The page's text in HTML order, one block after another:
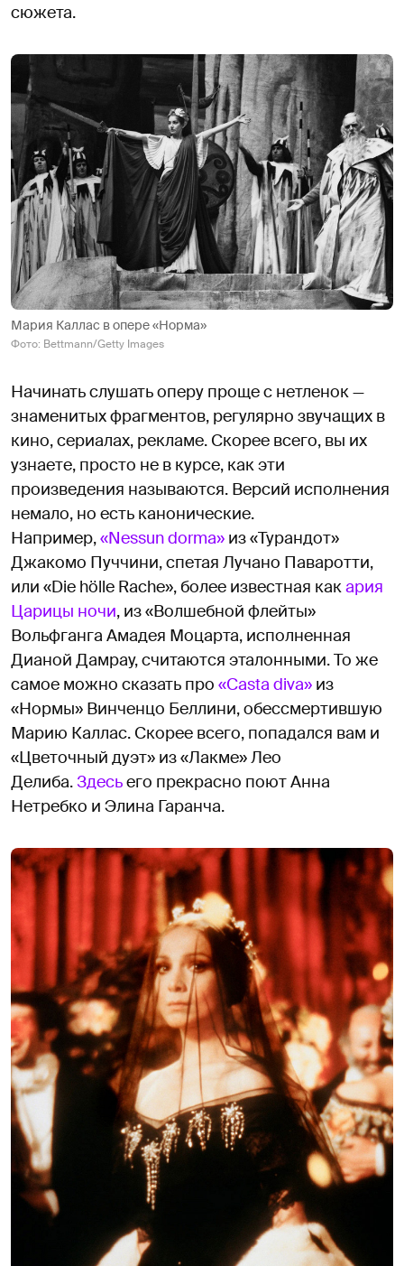
сюжета.
Мария Каллас в опере «Норма»
Фото: Bettmann/Getty Images
Начинать слушать оперу проще с нетленок —
знаменитых фрагментов, регулярно звучащих в
кино, сериалах, рекламе. Скорее всего, вы их
узнаете, просто не в курсе, как эти
произведения называются. Версий исполнения
немало, но есть канонические.
Например,«Nessun dorma» из «Турандот»
Джакомо Пуччини, спетая Лучано Паваротти,
или «Die hölle Rache», более известная какария
Царицы ночи, из «Волшебной флейты»
Вольфганга Амадея Моцарта, исполненная
Дианой Дамрау, считаются эталонными. То же
самое можно сказать про «Casta diva» из
«Нормы» Винченцо Беллини, обессмертившую
Марию Каллас. Скорее всего, попадался вам и
«Цветочный дуэт» из «Лакме» Лео
Делиба.Здесьего прекрасно поют Анна
Нетребко и Элина Гаранча.